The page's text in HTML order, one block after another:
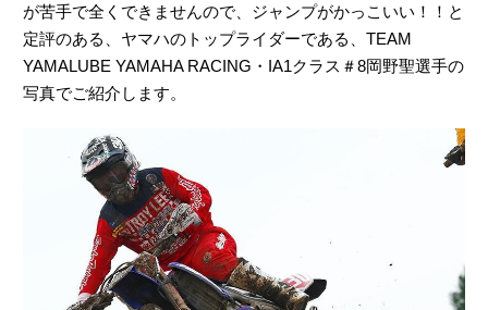
が苦手で全くできませんので、ジャンプがかっこいい！！と
定評のある、ヤマハのトップライダーである、TEAM
YAMALUBE YAMAHA RACING・IA1クラス＃8岡野聖選手の
写真でご紹介します。